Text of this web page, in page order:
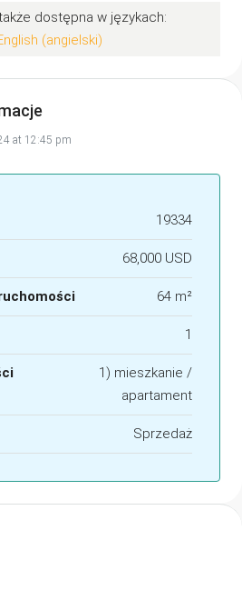
dostępna w językach:
(angielski)
at 12:45 pm
19334
68,000 USD
64 m²
1
1) mieszkanie /
apartament
Sprzedaż